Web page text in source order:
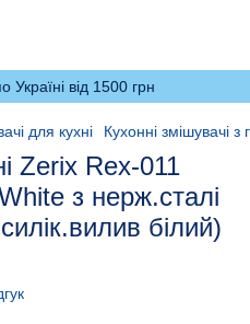
Україні від 1500 грн
для кухні Кухонні змішувачі
Zerix Rex-011
з нерж.сталі
білий)